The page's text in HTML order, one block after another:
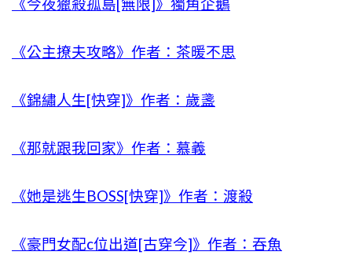
《今夜獵殺孤島[無限]》獨角企鵝
《公主撩夫攻略》作者：茶暖不思
《錦繡人生[快穿]》作者：歲盞
《那就跟我回家》作者：慕義
《她是逃生BOSS[快穿]》作者：渡殺
《豪門女配c位出道[古穿今]》作者：吞魚